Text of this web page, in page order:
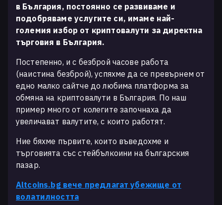
в България, постоянно се развиваме и
подобряваме услугите си, имаме най-
големия избор от криптовалути за директна
търговия в България.
Постепенно, и с безброй часове работа
(наистина безброй), успяхме да се превърнем от
едно малко сайтче до любима платформа за
обмяна на криптовалути в България. По наш
пример много от колегите започнаха да
увеличават валутите, с които работят.
Ние бяхме първите, които въведохме и
търговията със стейбълкоини на българския
пазар.
Altcoins.bg вече предлагат убежище от
волатилността